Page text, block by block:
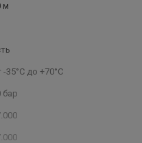
м
-35°C до +70°C
бар